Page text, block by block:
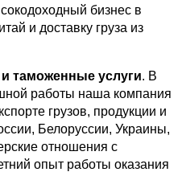
бизнес в
и доставку груза из
и таможенные услуги. В
работы наша компания
грузов, продукции и
Белоруссии, Украины,
отношения с
опыт работы оказания